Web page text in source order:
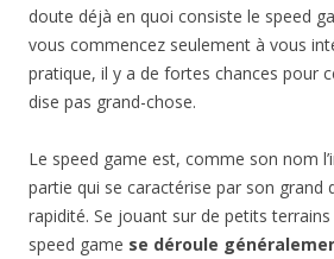
doute déjà en quoi consiste le speed
vous commencez seulement à vous
pratique, il y a de fortes chances pour
dise pas grand-chose.
Le speed game est, comme son nom
partie qui se caractérise par son grand
rapidité. Se jouant sur de petits terrains
speed game se déroule